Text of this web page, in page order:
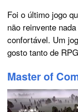
Foi o último jogo
não reinvente
confortável. Um
gosto tanto de
Master of